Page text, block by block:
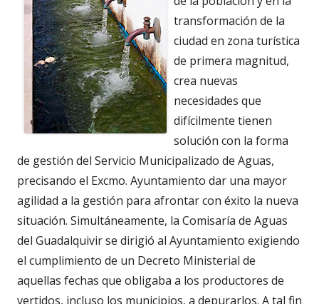
transformación de la
ciudad en zona turística
de primera magnitud,
crea nuevas
necesidades que
difícilmente tienen
solución con la forma
de gestión del Servicio Municipalizado de Aguas,
precisando el Excmo. Ayuntamiento dar una mayor
agilidad a la gestión para afrontar con éxito la nueva
situación. Simultáneamente, la Comisaría de Aguas
del Guadalquivir se dirigió al Ayuntamiento exigiendo
el cumplimiento de un Decreto Ministerial de
aquellas fechas que obligaba a los productores de
vertidos, incluso los municipios, a depurarlos. A tal fin